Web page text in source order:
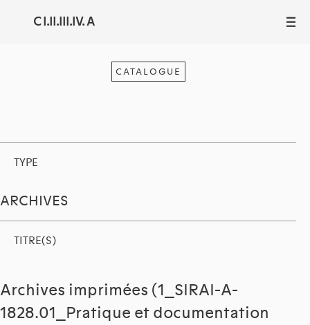
C I.II.III.IV. A III
CATALOGUE
TYPE
ARCHIVES
TITRE(S)
Archives imprimées (1_SIRAI-A-
1828.01_Pratique et documentation